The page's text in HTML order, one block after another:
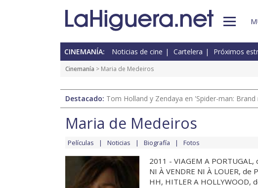
CINEMANÍA: Noticias de cine Cartelera Próximos
Cinemanía > Maria de Medeiros
Destacado: Tom Holland y Zendaya en 'Spider-man: Brand
Maria de Medeiros
Películas Noticias Biografía Fotos
2011 - VIAGEM A
NI À VENDRE NI À LOUER, de
HH, HITLER A HOLLYWOOD,